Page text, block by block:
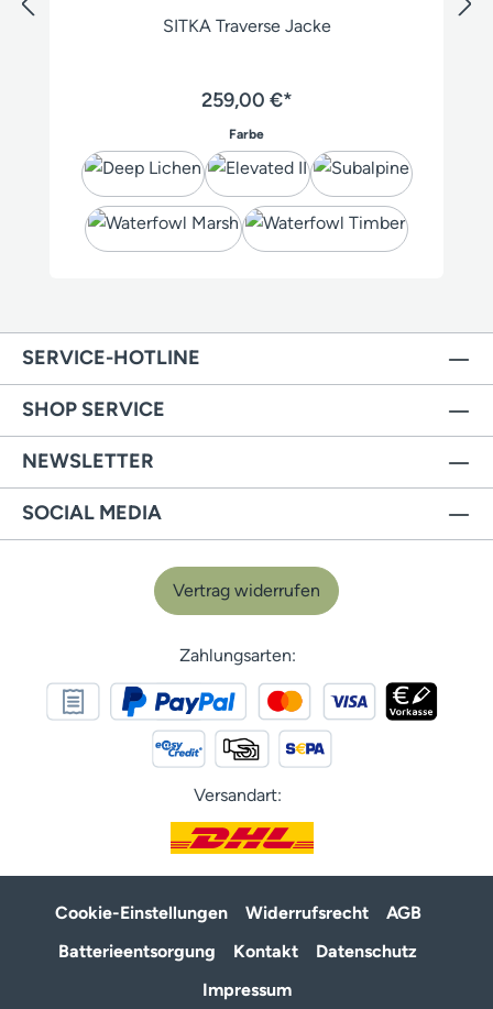
SITKA Traverse Jacke
259,00 €*
Farbeauswählen
SERVICE-HOTLINE
SHOP SERVICE
NEWSLETTER
SOCIAL MEDIA
Vertrag widerrufen
Zahlungsarten:
Versandart:
Cookie-Einstellungen Widerrufsrecht
AGB
Batterieentsorgung
Kontakt
Datenschutz
Impressum